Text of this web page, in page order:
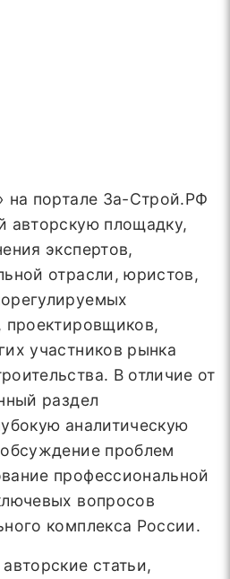
на портале За-Строй.РФ
авторскую площадку,
экспертов,
отрасли, юристов,
участников рынка
В отличие от
раздел
аналитическую
проблем
профессиональной
вопросов
комплекса России.
статьи,